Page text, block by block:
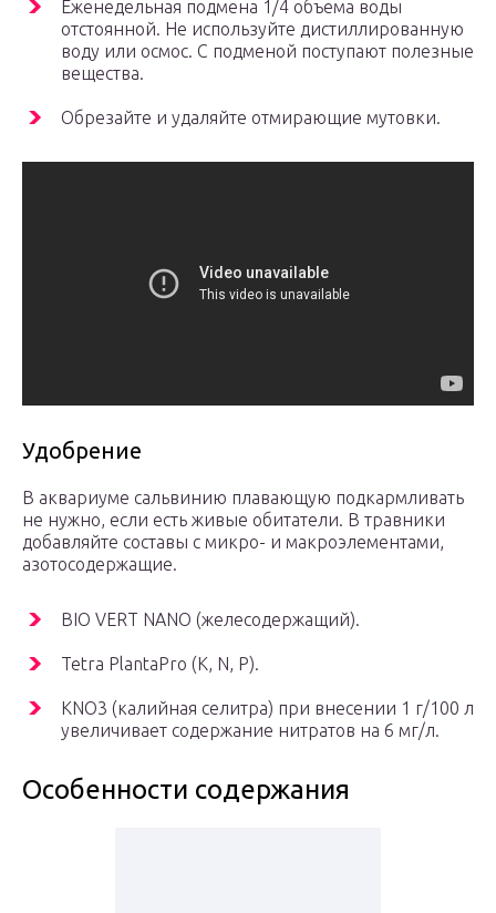
Еженедельная подмена 1/4 объема воды
отстоянной. Не используйте дистиллированную
воду или осмос. С подменой поступают полезные
вещества.
Обрезайте и удаляйте отмирающие мутовки.
Удобрение
В аквариуме сальвинию плавающую подкармливать
не нужно, если есть живые обитатели. В травники
добавляйте составы с микро- и макроэлементами,
азотосодержащие.
BIO VERT NANO (желесодержащий).
Tetra PlantaPro (K, N, P).
KNO3 (калийная селитра) при внесении 1 г/100 л
увеличивает содержание нитратов на 6 мг/л.
Особенности содержания